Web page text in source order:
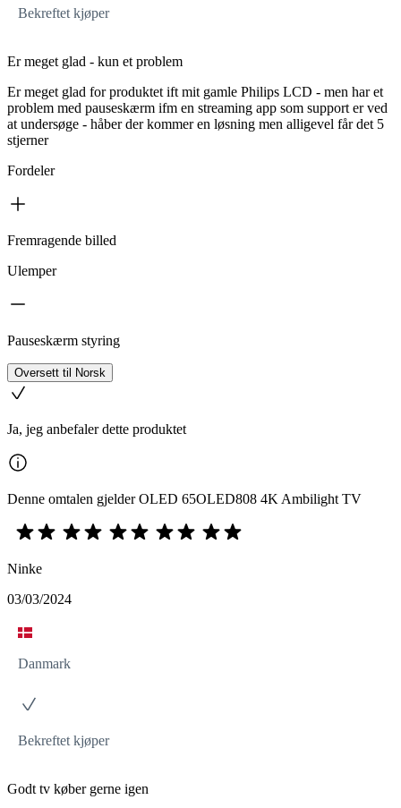
Bekreftet kjøper
Er meget glad - kun et problem
Er meget glad for produktet ift mit gamle Philips LCD - men har et
problem med pauseskærm ifm en streaming app som support er ved
at undersøge - håber der kommer en løsning men alligevel får det 5
stjerner
Fordeler
Fremragende billed
Ulemper
Pauseskærm styring
Oversett til Norsk
Ja, jeg anbefaler dette produktet
Denne omtalen gjelder OLED 65OLED808 4K Ambilight TV
Ninke
03/03/2024
Danmark
Bekreftet kjøper
Godt tv køber gerne igen